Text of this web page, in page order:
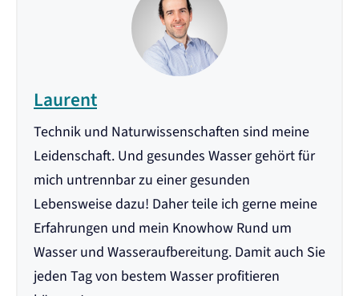
Laurent
Technik und Naturwissenschaften sind meine
Leidenschaft. Und gesundes Wasser gehört für
mich untrennbar zu einer gesunden
Lebensweise dazu! Daher teile ich gerne meine
Erfahrungen und mein Knowhow Rund um
Wasser und Wasseraufbereitung. Damit auch Sie
jeden Tag von bestem Wasser profitieren